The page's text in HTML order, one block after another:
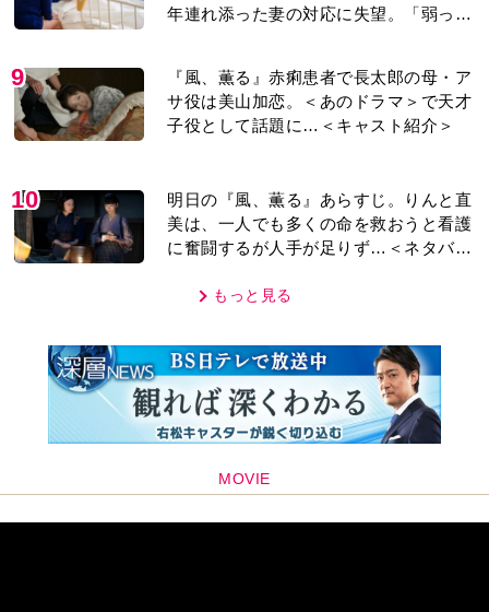
年連れ添った妻の対応に失望。「弱った
9
『風、薫る』赤痢患者で長太郎の母・ア
サ役は美山加恋。＜あのドラマ＞で天才
子役として話題に…＜キャスト紹介＞
10
明日の『風、薫る』あらすじ。りんと直
美は、一人でも多くの命を救おうと看護
に奮闘するが人手が足りず…＜ネタバレ
もっと見る
MOVIE